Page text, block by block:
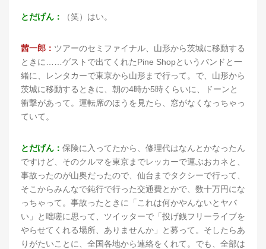
とだげん： （笑）はい。
茜一郎： ツアーのセミファイナル、山形から茨城に移動する
ときに……ゲストで出てくれたPine Shopというバンドと一
緒に、レンタカーで東京から山形まで行って。で、山形から
茨城に移動するときに、朝の4時か5時くらいに、ドーンと
衝撃があって。運転席のほうを見たら、窓がなくなっちゃっ
ていて。
とだげん： 保険に入ってたから、修理代はなんとかなったん
ですけど、そのクルマを東京までレッカーで運ぶおカネと、
事故ったのが山奥だったので、仙台までタクシーで行って、
そこからみんなで鈍行で行った交通費とかで、数十万円にな
っちゃって。事故ったときに「これは何かやんないとヤバ
い」と咄嗟に思って、ツイッターで「投げ銭フリーライブを
やらせてくれる場所、ありませんか」と募って。そしたらあ
りがたいことに、全国各地から連絡をくれて。でも、全部は